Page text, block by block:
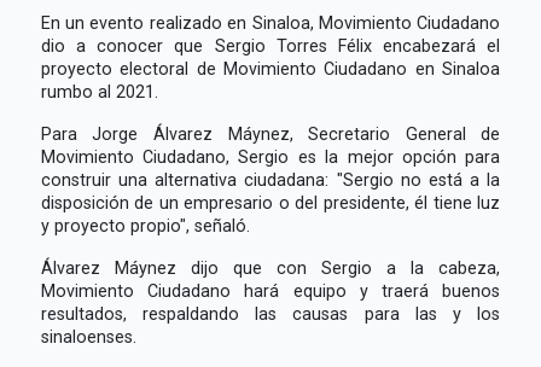
En un evento realizado en Sinaloa, Movimiento Ciudadano
dio a conocer que Sergio Torres Félix encabezará el
proyecto electoral de Movimiento Ciudadano en Sinaloa
rumbo al 2021.
Para Jorge Álvarez Máynez, Secretario General de
Movimiento Ciudadano, Sergio es la mejor opción para
construir una alternativa ciudadana: "Sergio no está a la
disposición de un empresario o del presidente, él tiene luz
y proyecto propio", señaló.
Álvarez Máynez dijo que con Sergio a la cabeza,
Movimiento Ciudadano hará equipo y traerá buenos
resultados, respaldando las causas para las y los
sinaloenses.